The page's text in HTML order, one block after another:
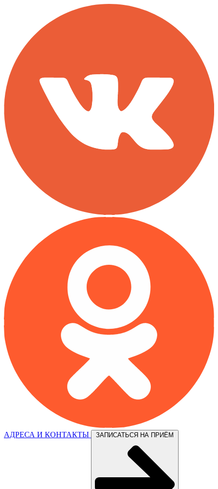
АДРЕСА И КОНТАКТЫ ЗАПИСАТЬСЯ НА ПРИЁМ